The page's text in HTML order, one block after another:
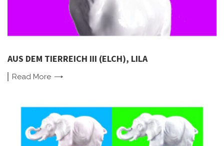
AUS DEM TIERREICH III (ELCH), LILA
Read More